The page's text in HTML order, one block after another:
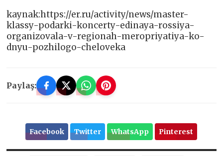
kaynak:https://er.ru/activity/news/master-
klassy-podarki-koncerty-edinaya-rossiya-
organizovala-v-regionah-meropriyatiya-ko-
dnyu-pozhilogo-cheloveka
Paylaş:
Facebook Twitter WhatsApp Pinterest